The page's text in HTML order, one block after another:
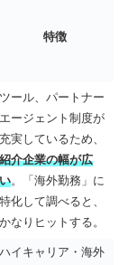
特徴
ツール、パートナー
エージェント制度が
充実しているため、
紹介企業の幅が広
い。「海外勤務」に
特化して調べると、
かなりヒットする。
ハイキャリア・海外